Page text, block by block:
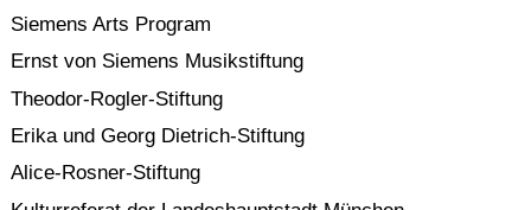
Siemens Arts Program
Ernst von Siemens Musikstiftung
Theodor-Rogler-Stiftung
Erika und Georg Dietrich-Stiftung
Alice-Rosner-Stiftung